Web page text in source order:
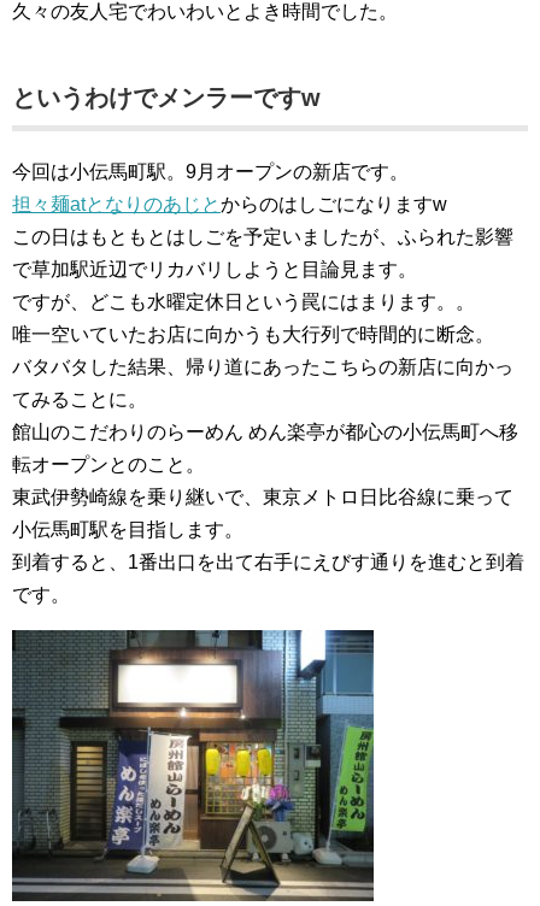
久々の友人宅でわいわいとよき時間でした。
というわけでメンラーですw
今回は小伝馬町駅。9月オープンの新店です。
担々麺atとなりのあじとからのはしごになりますw
この日はもともとはしごを予定いましたが、ふられた影響
で草加駅近辺でリカバリしようと目論見ます。
ですが、どこも水曜定休日という罠にはまります。。
唯一空いていたお店に向かうも大行列で時間的に断念。
バタバタした結果、帰り道にあったこちらの新店に向かっ
てみることに。
館山のこだわりのらーめん めん楽亭が都心の小伝馬町へ移
転オープンとのこと。
東武伊勢崎線を乗り継いで、東京メトロ日比谷線に乗って
小伝馬町駅を目指します。
到着すると、1番出口を出て右手にえびす通りを進むと到着
です。